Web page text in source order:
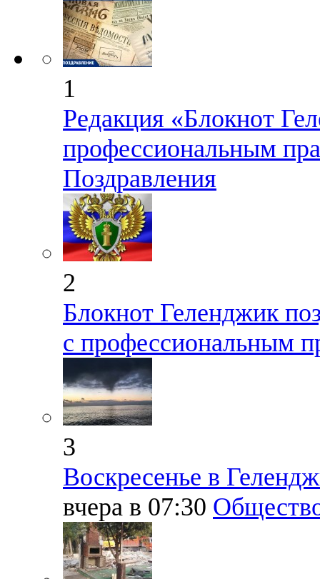
1
Редакция «Блокнот
профессиональным
Поздравления
2
Блокнот Геленджик
с профессиональным
3
Воскресенье в
вчера в 07:30